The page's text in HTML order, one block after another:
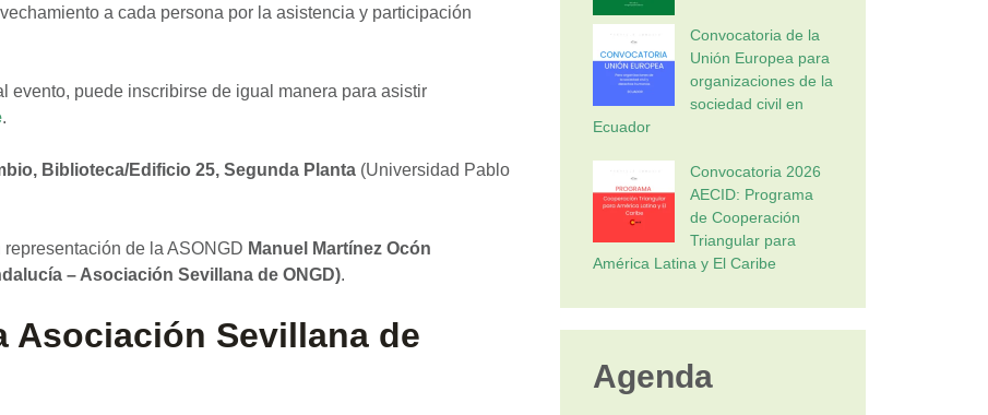
a cada persona por la asistencia y participación
evento, puede inscribirse de igual manera para asistir
.
Biblioteca/Edificio 25, Segunda Planta (Universidad Pablo
representación de la ASONGD Manuel Martínez Ocón
– Asociación Sevillana de ONGD).
Asociación Sevillana de
Convocatoria de la
Unión Europea para
organizaciones de la
sociedad civil en
Ecuador
Convocatoria 2026
AECID: Programa
de Cooperación
Triangular para
América Latina y El Caribe
Agenda